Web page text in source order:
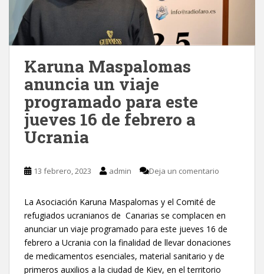
Karuna Maspalomas
anuncia un viaje
programado para este
jueves 16 de febrero a
Ucrania
13 febrero, 2023 admin Deja un comentario
La Asociación Karuna Maspalomas y el Comité de
refugiados ucranianos de Canarias se complacen en
anunciar un viaje programado para este jueves 16 de
febrero a Ucrania con la finalidad de llevar donaciones
de medicamentos esenciales, material sanitario y de
primeros auxilios a la ciudad de Kiev, en el territorio